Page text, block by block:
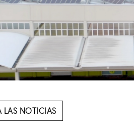
LAS NOTICIAS